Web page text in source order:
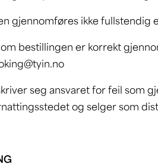
gjennomføres ikke fullstendig
bestillingen er korrekt
seg ansvaret for feil som
og selger som